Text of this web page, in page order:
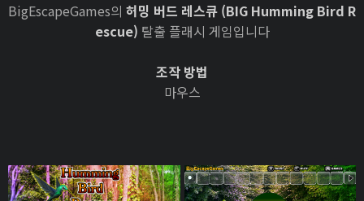
BigEscapeGames의 허밍 버드 레스큐 (BIG Humming Bird R
escue) 탈출 플래시 게임입니다
조작 방법
마우스